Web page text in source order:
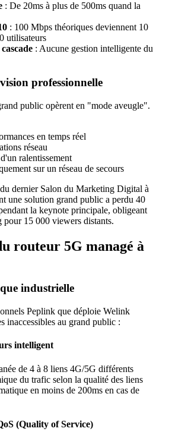
: De 20ms à plus de 500ms quand la
: 100 Mbps théoriques deviennent 10
utilisateurs
: Aucune gestion intelligente du
professionnelle
public opèrent en "mode aveugle".
en temps réel
réseau
ralentissement
sur un réseau de secours
dernier Salon du Marketing Digital à
une solution grand public a perdu 40
la keynote principale, obligeant
15 000 viewers distants.
routeur 5G managé à
industrielle
Peplink que déploie Welink
inaccessibles au grand public :
intelligent
de 4 à 8 liens 4G/5G différents
du trafic selon la qualité des liens
en moins de 200ms en cas de
(Quality of Service)